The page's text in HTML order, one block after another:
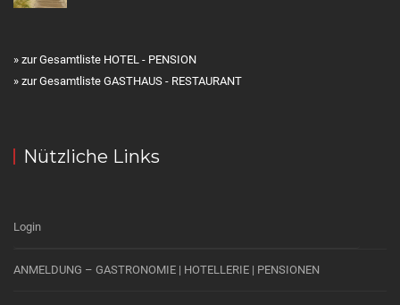
» zur Gesamtliste HOTEL - PENSION
» zur Gesamtliste GASTHAUS - RESTAURANT
Nützliche Links
Login
ANMELDUNG – GASTRONOMIE | HOTELLERIE | PENSIONEN